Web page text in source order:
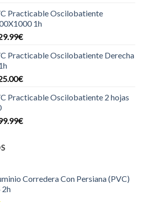
actual
es:
430.00€.
Practicable Oscilobatiente
1h
€El
actual
129.99€.
Practicable Oscilobatiente Derecha
€El
actual
125.00€.
Practicable Oscilobatiente 2 hojas
€El
Corredera Con Persiana (PVC)
2h